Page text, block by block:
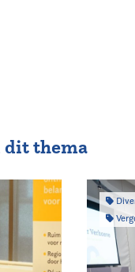
dit thema